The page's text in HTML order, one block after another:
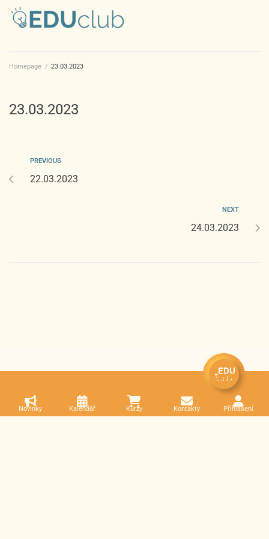
Homepage / 23.03.2023
23.03.2023
PREVIOUS
22.03.2023
NEXT
24.03.2023
Novinky Kalendář Kurzy Kontakty Přihlášení